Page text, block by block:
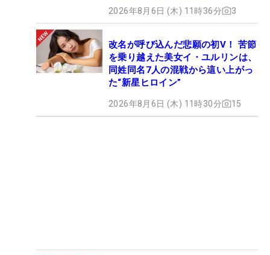
2026年8月6日 (木) 11時36分 3
改名が呼び込んだ悲願の初V！ 苦節
を乗り越えた美女イ・ユルリンは、
同姓同名7人の混戦から這い上がっ
た“新星ヒロイン”
2026年8月6日 (木) 11時30分 15